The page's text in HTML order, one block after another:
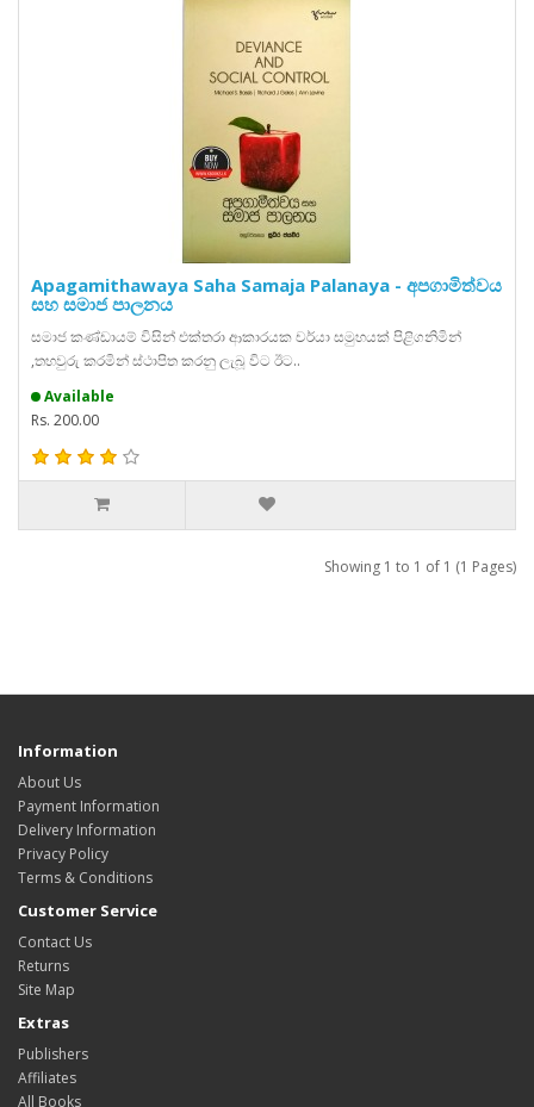
Apagamithawaya Saha Samaja Palanaya - අපගාමිත්වය
සහ සමාජ පාලනය
සමාජ කණ්ඩායම් විසින් එක්තරා ආකාරයක චර්යා සමුහයක් පිළිගනිමින්
,තහවුරු කරමින් ස්ථාපිත කරනු ලැබූ විට ඊට..
Available
Rs. 200.00
Showing 1 to 1 of 1 (1 Pages)
Information
About Us
Payment Information
Delivery Information
Privacy Policy
Terms & Conditions
Customer Service
Contact Us
Returns
Site Map
Extras
Publishers
Affiliates
All Books